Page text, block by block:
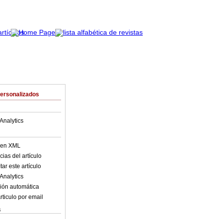
XML
del artículo
este artículo
automática
por email